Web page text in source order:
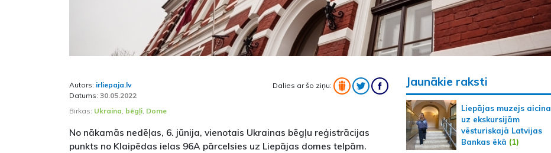
Autors: irliepaja.lv
Datums: 30.05.2022
Dalies ar šo ziņu:
Birkas: Ukraina, bēgļi, Dome
No nākamās nedēļas, 6. jūnija, vienotais Ukrainas bēgļu reģistrācijas
punkts no Klaipēdas ielas 96A pārcelsies uz Liepājas domes telpām.
Jaunākie raksti
Liepājas muzejs aicina
uz ekskursijām
vēsturiskajā Latvijas
Bankas ēkā (1)